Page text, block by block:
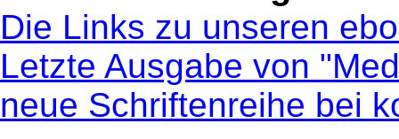
Die Links zu unseren
Letzte Ausgabe von
neue Schriftenreihe bei